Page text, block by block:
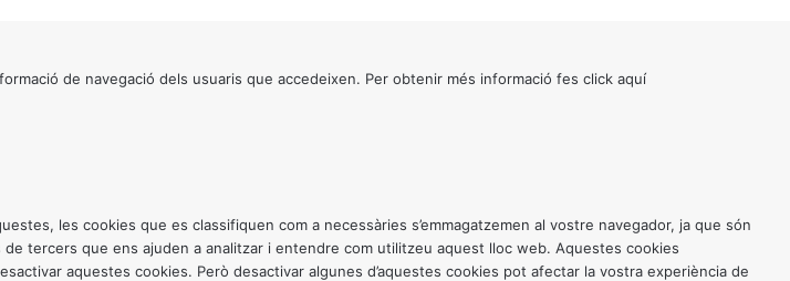
de navegació dels usuaris que accedeixen. Per obtenir més informació fes click aquí
les cookies que es classifiquen com a necessàries s’emmagatzemen al vostre navegador, ja que són
tercers que ens ajuden a analitzar i entendre com utilitzeu aquest lloc web. Aquestes cookies
aquestes cookies. Però desactivar algunes d’aquestes cookies pot afectar la vostra experiència de